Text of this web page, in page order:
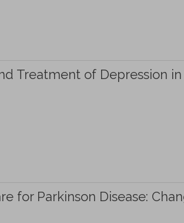
Treatment of Depression in
for Parkinson Disease: